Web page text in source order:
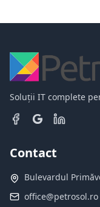
Soluții IT complete
Contact
Bulevardul
office@petrosol.ro